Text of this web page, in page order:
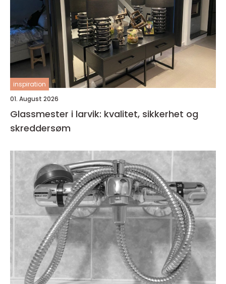
inspiration
01. August 2026
Glassmester i larvik: kvalitet, sikkerhet og
skreddersøm